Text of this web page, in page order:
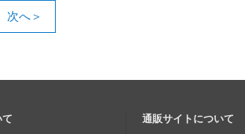
次へ＞
通販サイトについて